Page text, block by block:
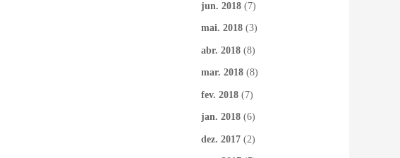
jun. 2018 (7)
mai. 2018 (3)
abr. 2018 (8)
mar. 2018 (8)
fev. 2018 (7)
jan. 2018 (6)
dez. 2017 (2)